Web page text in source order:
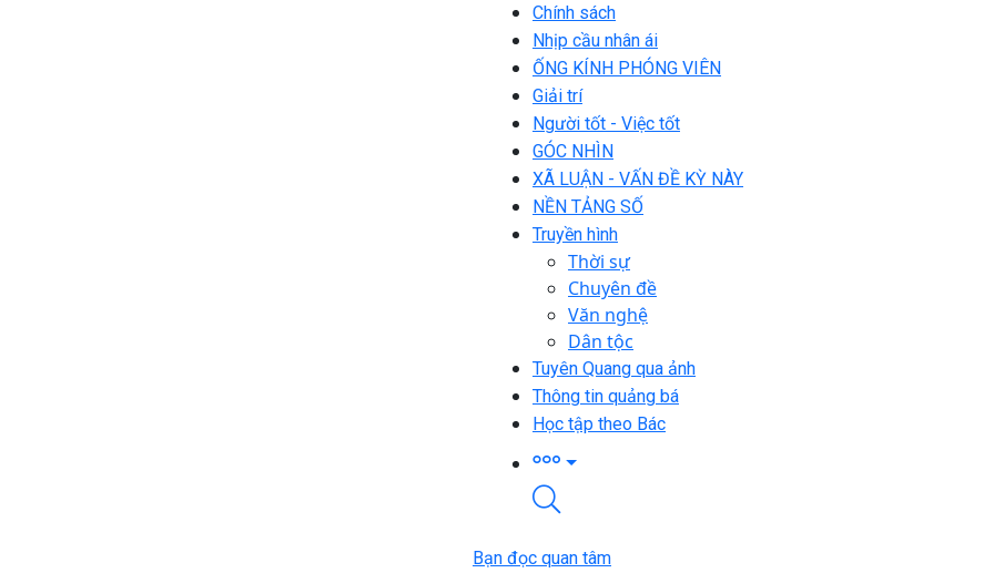
Chính sách
Nhịp cầu nhân ái
ỐNG KÍNH PHÓNG VIÊN
Giải trí
Người tốt - Việc tốt
GÓC NHÌN
XÃ LUẬN - VẤN ĐỀ KỲ NÀY
NỀN TẢNG SỐ
Truyền hình
Thời sự
Chuyên đề
Văn nghệ
Dân tộc
Tuyên Quang qua ảnh
Thông tin quảng bá
Học tập theo Bác
Bạn đọc quan tâm